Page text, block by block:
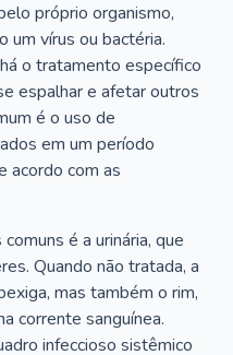
próprio organismo,
um vírus ou bactéria.
o tratamento específico
espalhar e afetar outros
é o uso de
em um período
acordo com as
é a urinária, que
Quando não tratada, a
mas também o rim,
corrente sanguínea.
infeccioso sistêmico